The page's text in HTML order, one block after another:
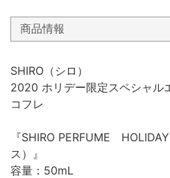
商品情報
SHIRO（シロ）
2020 ホリデー限定スペシャル
コフレ
『SHIRO PERFUME
ス）』
容量：50mL